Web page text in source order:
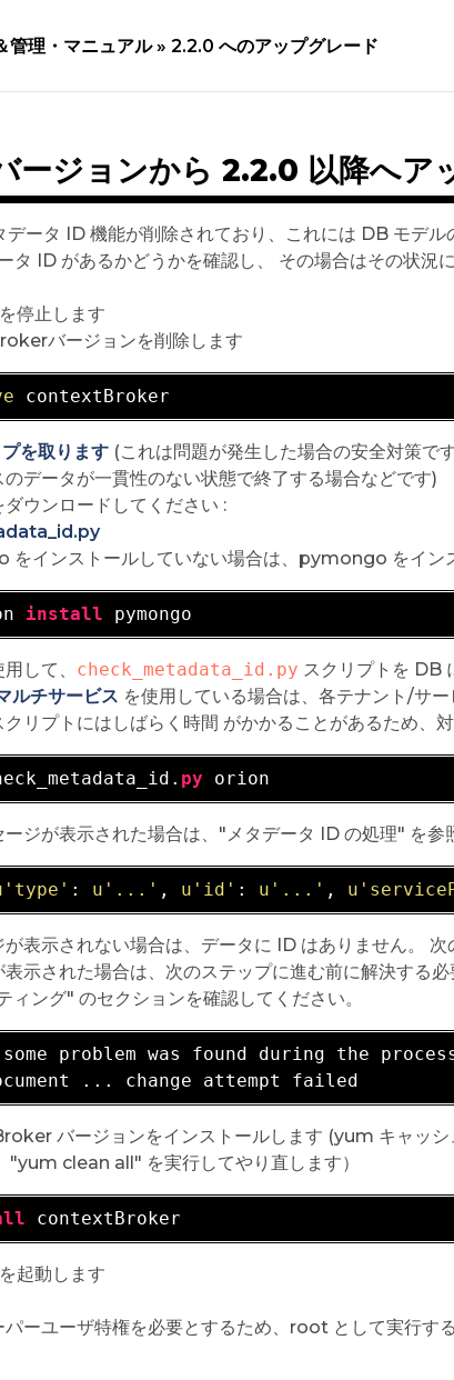
管理・マニュアル » 2.2.0 へのアップグレード
ージョンから 2.2.0 以降へア
ータ ID 機能が削除されており、これには DB モデル
タ ID があるかどうかを確認し、 その場合はその状況
停止します
バージョンを削除します
を取ります(これは問題が発生した場合の安全対策で
データが一貫性のない状態で終了する場合などです)
ウンロードしてください :
インストールしていない場合は、pymongo をイン
install
して、 check_metadata_id.py スクリプトを DB
ルチサービス を使用している場合は、各テナント/サ
リプトにはしばらく時間 がかかることがあるため、
py
ージが表示された場合は、"メタデータ ID の処理" を参
: u'...' , u'id' : u'...' ,
表示されない場合は、データに ID はありません。
示された場合は、次のステップに進む前に解決する
ィング" のセクションを確認してください。
some problem was found during the
バージョンをインストールします (yum キャッシ
"yum clean all" を実行してやり直します）
起動します
ーユーザ特権を必要とするため、root として実行す